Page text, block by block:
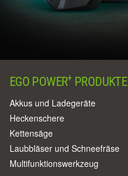
EGO POWER+PRODUKTE
Akkus und Ladegeräte
Heckenschere
Kettensäge
Laubbläser und Schneefräse
Multifunktionswerkzeug